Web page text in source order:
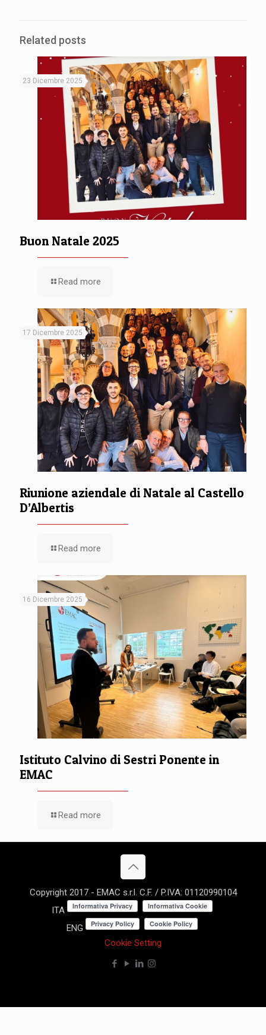
Related posts
23 Dicembre 2025
Buon Natale 2025
Read more
17 Dicembre 2025
Riunione aziendale di Natale al Castello
D’Albertis
Read more
16 Dicembre 2025
Istituto Calvino di Sestri Ponente in
EMAC
Read more
Copyright 2017 - EMAC s.r.l. C.F. / P.IVA: 01120990104
ITA
ENG
Cookie Setting